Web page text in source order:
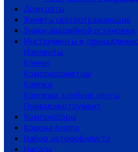
Домкраты
Жилеты светоотражающие
Знаки аварийной остановки
Инструменты и
Изоленты
Ключи
Компрессометры
Крепеж
Крепежи, клейкие ленты
Пневмоинструмент
Компрессоры
Корона Aroma
Набор автомобилиста
Насосы